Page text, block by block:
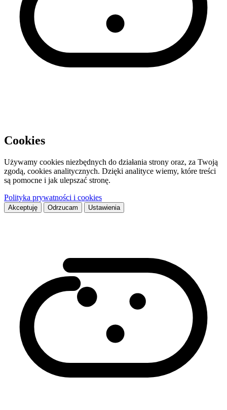
Cookies
Używamy cookies niezbędnych do działania strony oraz, za Twoją
zgodą, cookies analitycznych. Dzięki analityce wiemy, które treści
są pomocne i jak ulepszać stronę.
Polityka prywatności i cookies
Akceptuję Odrzucam Ustawienia